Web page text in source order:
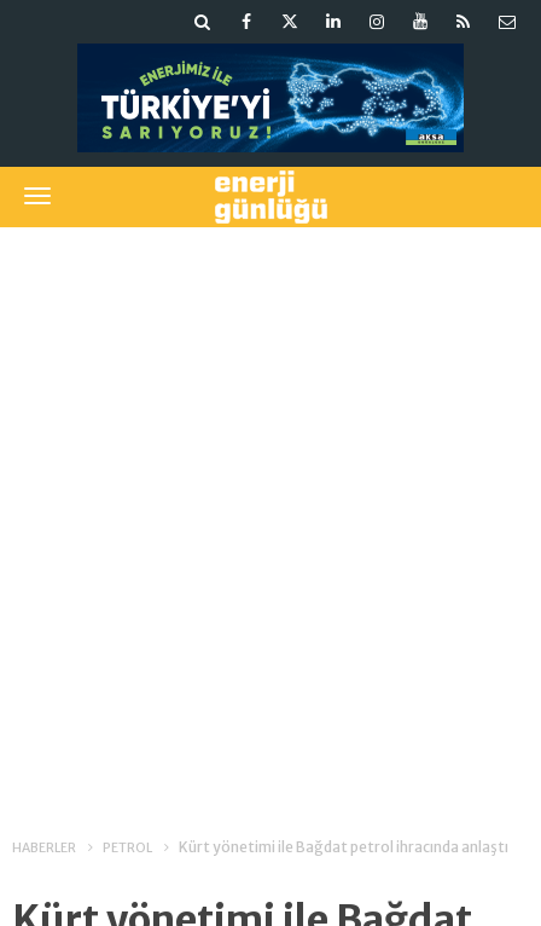
HABERLER PETROL Kürt yönetimi ile Bağdat petrol ihracında anlaştı